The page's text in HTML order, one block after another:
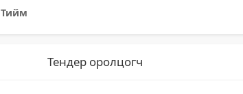
Тийм
Тендер оролцогч